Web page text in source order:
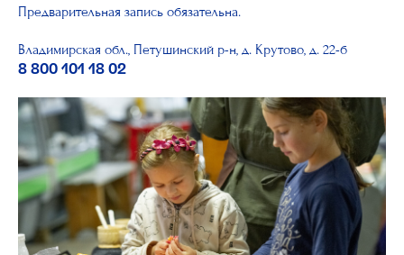
Предварительная запись обязательна.
Владимирская обл., Петушинский р-н, д. Крутово, д. 22-б
8 800 101 18 02